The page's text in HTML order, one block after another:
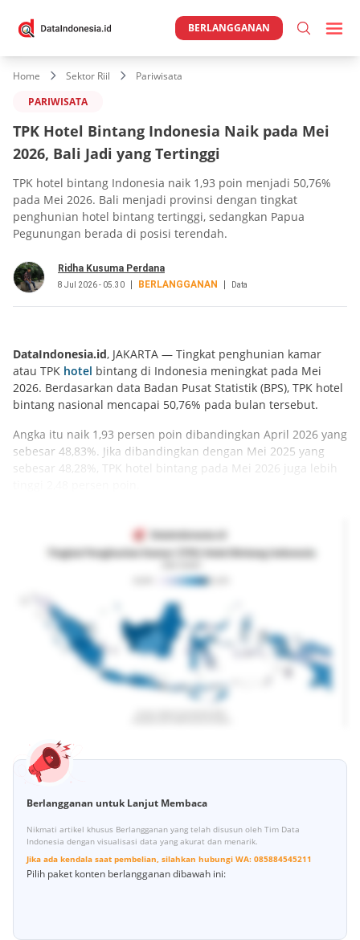
BERLANGGANAN
Home Sektor Riil
Pariwisata
PARIWISATA
TPK Hotel Bintang Indonesia Naik pada Mei
2026, Bali Jadi yang Tertinggi
TPK hotel bintang Indonesia naik 1,93 poin menjadi 50,76%
pada Mei 2026. Bali menjadi provinsi dengan tingkat
penghunian hotel bintang tertinggi, sedangkan Papua
Pegunungan berada di posisi terendah.
Ridha Kusuma Perdana
8 Jul 2026 - 05.30 BERLANGGANAN Data
DataIndonesia.id, JAKARTA — Tingkat penghunian kamar
atau TPK hotel bintang di Indonesia meningkat pada Mei
2026. Berdasarkan data Badan Pusat Statistik (BPS), TPK hotel
bintang nasional mencapai 50,76% pada bulan tersebut.
Angka itu naik 1,93 persen poin dibandingkan April 2026 yang
sebesar 48,83%. Jika dibandingkan dengan Mei 2025 yang
sebesar 48,28%, TPK hotel bintang pada Mei 2026 juga lebih
Berlangganan untuk Lanjut Membaca
Nikmati artikel khusus Berlangganan yang telah disusun oleh Tim Data
Indonesia dengan visualisasi data yang akurat dan menarik.
Jika ada kendala saat pembelian, silahkan hubungi WA: 085884545211
Pilih paket konten berlangganan dibawah ini: